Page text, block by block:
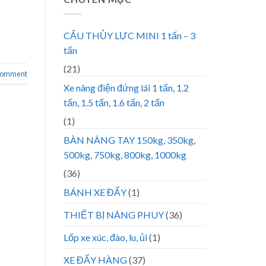
CẨU THỦY LỰC MINI 1 tấn – 3
tấn
(21)
Xe nâng điện đứng lái 1 tấn, 1.2
tấn, 1.5 tấn, 1.6 tấn, 2 tấn
(1)
BÀN NÂNG TAY 150kg, 350kg,
500kg, 750kg, 800kg, 1000kg
(36)
BÁNH XE ĐẨY(1)
THIẾT BỊ NÂNG PHUY(36)
Lốp xe xúc, đào, lu, ủi(1)
XE ĐẨY HÀNG(37)